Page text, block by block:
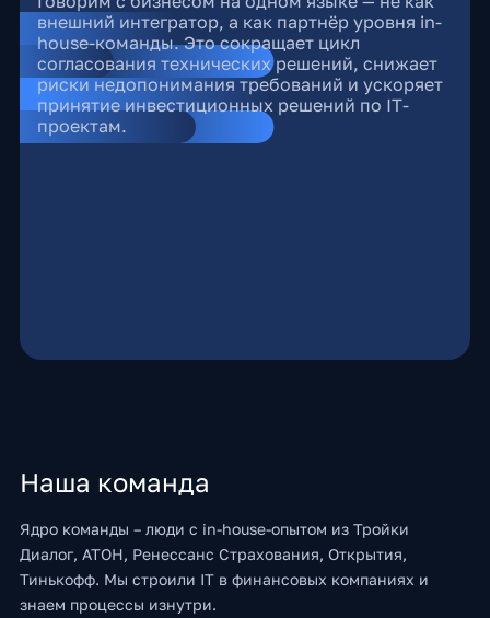
внешний интегратор, а как партнёр уровня in-
house-команды. Это сокращает цикл
согласования технических решений, снижает
риски недопонимания требований и ускоряет
принятие инвестиционных решений по IT-
проектам.
Наша команда
Ядро команды – люди с in-house-опытом из Тройки
Диалог, АТОН, Ренессанс Страхования, Открытия,
Тинькофф. Мы строили IT в финансовых компаниях и
знаем процессы изнутри.